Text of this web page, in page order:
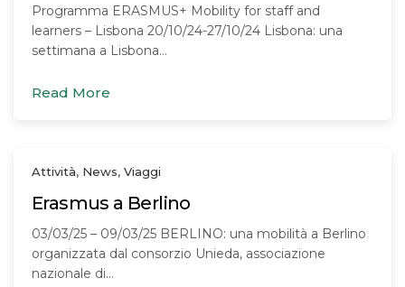
Programma ERASMUS+ Mobility for staff and
learners – Lisbona 20/10/24-27/10/24 Lisbona: una
settimana a Lisbona…
Read More
Attività, News, Viaggi
Erasmus a Berlino
03/03/25 – 09/03/25 BERLINO: una mobilità a Berlino
organizzata dal consorzio Unieda, associazione
nazionale di…